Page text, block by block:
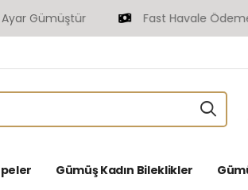
Gümüştür Fast Havale Ödeme
Gümüş Kadın Bileklikler